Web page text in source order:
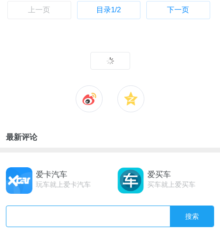
上一页 目录1/2 下一页
最新评论
爱卡汽车
玩车就上爱卡汽车
爱买车
买车就上爱买车
搜索